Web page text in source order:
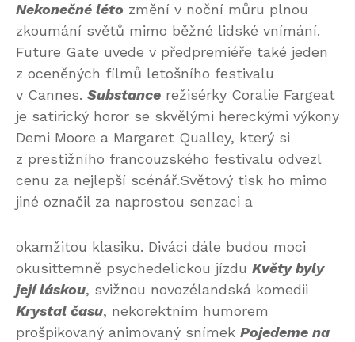
Nekonečné léto změní v noční můru plnou
zkoumání světů mimo běžné lidské vnímání.
Future Gate uvede v předpremiéře také jeden
z oceněných filmů letošního festivalu
v Cannes. Substance režisérky Coralie Fargeat
je satirický horor se skvělými hereckými výkony
Demi Moore a Margaret Qualley, který si
z prestižního francouzského festivalu odvezl
cenu za nejlepší scénář.Světový tisk ho mimo
jiné označil za naprostou senzaci a
okamžitou klasiku. Diváci dále budou moci
okusittemně psychedelickou jízdu Květy byly
její láskou, svižnou novozélandská komedii
Krystal času, nekorektním humorem
prošpikovaný animovaný snímek Pojedeme na